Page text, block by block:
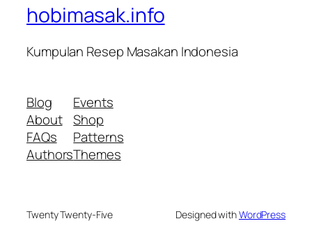
hobimasak.info
Kumpulan Resep Masakan Indonesia
Blog
About
FAQs
Authors
Events
Shop
Patterns
Themes
Twenty Twenty-Five Designed withWordPress